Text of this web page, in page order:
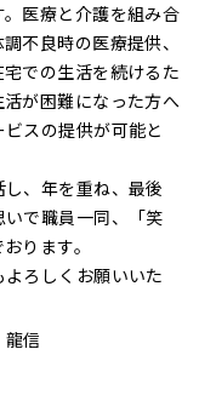
医療と介護を組み合
不良時の医療提供、
での生活を続けるた
が困難になった方へ
スの提供が可能と
、年を重ね、最後
で職員一同、「笑
ります。
ろしくお願いいた
信